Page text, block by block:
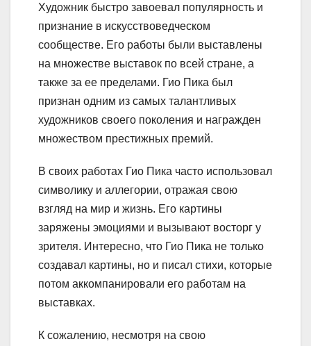
Художник быстро завоевал популярность и
признание в искусствоведческом
сообществе. Его работы были выставлены
на множестве выставок по всей стране, а
также за ее пределами. Гио Пика был
признан одним из самых талантливых
художников своего поколения и награжден
множеством престижных премий.
В своих работах Гио Пика часто использовал
символику и аллегории, отражая свою
взгляд на мир и жизнь. Его картины
заряжены эмоциями и вызывают восторг у
зрителя. Интересно, что Гио Пика не только
создавал картины, но и писал стихи, которые
потом аккомпанировали его работам на
выставках.
К сожалению, несмотря на свою